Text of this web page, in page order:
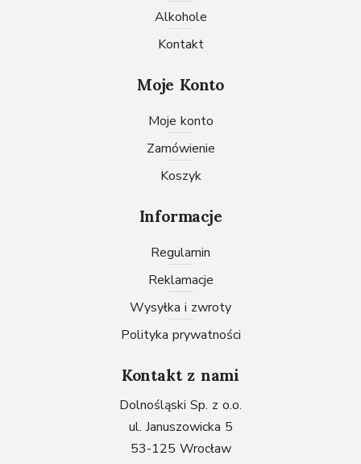
Alkohole
Kontakt
Moje Konto
Moje konto
Zamówienie
Koszyk
Informacje
Regulamin
Reklamacje
Wysyłka i zwroty
Polityka prywatności
Kontakt z nami
Dolnośląski Sp. z o.o.
ul. Januszowicka 5
53-125 Wrocław